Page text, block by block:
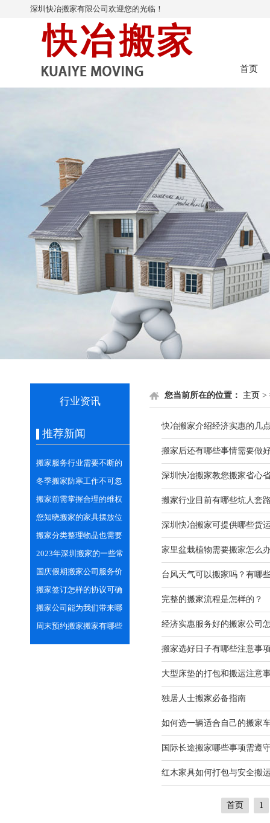
深圳快冶搬家有限公司欢迎您的光临！
首页
行业资讯
推荐新闻
搬家服务行业需要不断的
学习与创新
冬季搬家防寒工作不可忽
视
搬家前需掌握合理的维权
意识
您知晓搬家的家具摆放位
置的相关讲究吗？
搬家分类整理物品也需要
专业的技巧
2023年深圳搬家的一些常
见小习俗
国庆假期搬家公司服务价
格会上涨吗？
搬家签订怎样的协议可确
保双方的合法权益
搬家公司能为我们带来哪
些便利之处？
周末预约搬家搬家有哪些
需注意的？
您当前所在的位置： 主页 >
快冶搬家介绍经济实惠的几
搬家后还有哪些事情需要做
深圳快冶搬家教您搬家省心
搬家行业目前有哪些坑人套
深圳快冶搬家可提供哪些货
家里盆栽植物需要搬家怎么
台风天气可以搬家吗？有哪
完整的搬家流程是怎样的？
经济实惠服务好的搬家公司
搬家选好日子有哪些注意事
大型床垫的打包和搬运注意
独居人士搬家必备指南
如何选一辆适合自己的搬家
国际长途搬家哪些事项需遵
红木家具如何打包与安全搬
首页 1